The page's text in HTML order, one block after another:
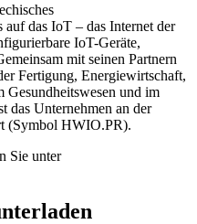
das IoT – das Internet der
IoT-Geräte,
mit seinen Partnern
Fertigung, Energiewirtschaft,
und im
das Unternehmen an der
(Symbol HWIO.PR).
Sie unter